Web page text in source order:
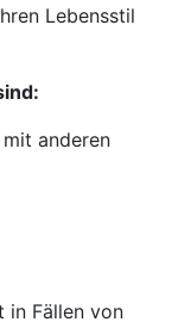
Lebensstil
anderen
in Fällen von